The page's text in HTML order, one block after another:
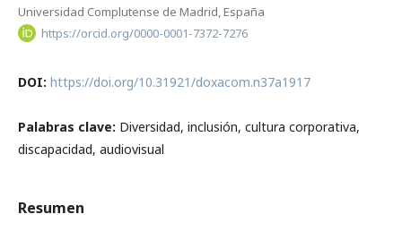
Universidad Complutense de Madrid, España
https://orcid.org/0000-0001-7372-7276
DOI: https://doi.org/10.31921/doxacom.n37a1917
Palabras clave: Diversidad, inclusión, cultura corporativa,
discapacidad, audiovisual
Resumen